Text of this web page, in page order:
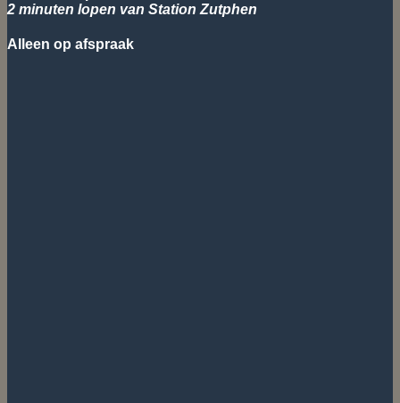
2 minuten lopen van Station Zutphen
Alleen op afspraak